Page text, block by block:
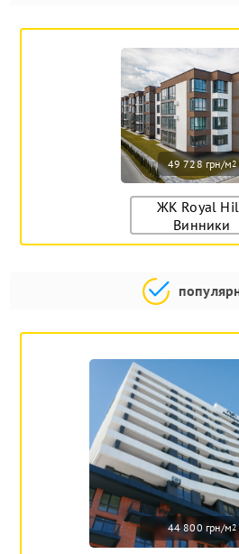
49 728 грн/м2
ЖК Royal
Винники
44 800 грн/м2